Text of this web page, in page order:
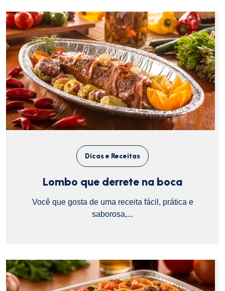
Dicas e Receitas
Lombo que derrete na boca
Você que gosta de uma receita fácil, prática e
saborosa,...